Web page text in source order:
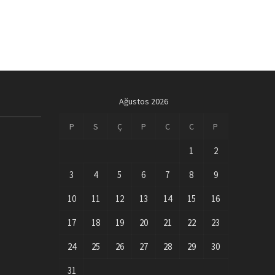
Ağustos 2026
P S Ç P C C P
1 2
3 4 5 6 7 8 9
10 11 12 13 14 15 16
17 18 19 20 21 22 23
24 25 26 27 28 29 30
31